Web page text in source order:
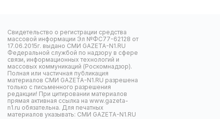
Свидетельство о регистрации средства
массовой информации Эл №ФС77-62128 от
17.06.2015г. выдано СМИ GAZETA-N1.RU
Федеральной службой по надзору в сфере
связи, информационных технологий и
массовых коммуникаций (Роскомнадзор).
Полная или частичная публикация
материалов СМИ GAZETA-N1.RU разрешена
только с письменного разрешения
редакции! При цитировании материалов
прямая активная ссылка на www.gazeta-
n1.ru обязательна. Для печатных
материалов указывать: СМИ GAZETA-N1.RU